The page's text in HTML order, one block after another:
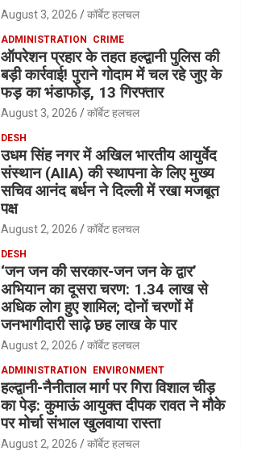
August 3, 2026 कॉर्बेट हलचल
ADMINISTRATION CRIME
ऑपरेशन प्रहार के तहत हल्द्वानी पुलिस की
बड़ी कार्रवाई! पुराने गोदाम में चल रहे जुए के
फड़ का भंडाफोड़, 13 गिरफ्तार
August 3, 2026 कॉर्बेट हलचल
DESH
उधम सिंह नगर में अखिल भारतीय आयुर्वेद
संस्थान (AIIA) की स्थापना के लिए मुख्य
सचिव आनंद बर्धन ने दिल्ली में रखा मजबूत
पक्ष
August 2, 2026 कॉर्बेट हलचल
DESH
‘जन जन की सरकार-जन जन के द्वार’
अभियान का दूसरा चरण: 1.34 लाख से
अधिक लोग हुए शामिल; दोनों चरणों में
जनभागीदारी साढ़े छह लाख के पार
August 2, 2026 कॉर्बेट हलचल
ADMINISTRATION ENVIRONMENT
हल्द्वानी-नैनीताल मार्ग पर गिरा विशाल चीड़
का पेड़: कुमाऊं आयुक्त दीपक रावत ने मौके
पर मोर्चा संभाल खुलवाया रास्ता
August 2, 2026 कॉर्बेट हलचल